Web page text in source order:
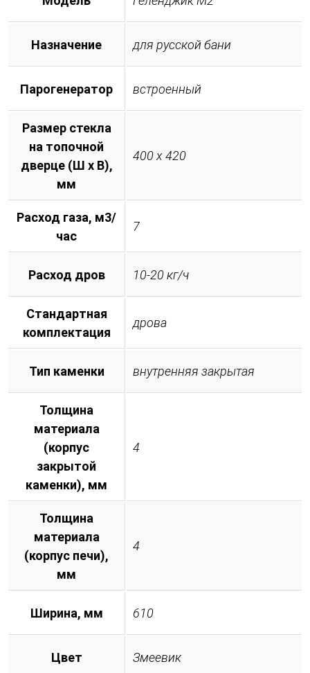
Назначение для русской бани
Парогенератор встроенный
Размер стекла
на топочной
дверце (Ш х В),
мм
400 х 420
Расход газа, м3/
час
7
Расход дров 10-20 кг/ч
Стандартная
комплектация
дрова
Тип каменки внутренняя закрытая
Толщина
материала
(корпус
закрытой
каменки), мм
4
Толщина
материала
(корпус печи),
мм
4
Ширина, мм 610
Цвет Змеевик